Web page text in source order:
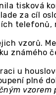
tisková
za cíl
vzorů.
známého
u
plné